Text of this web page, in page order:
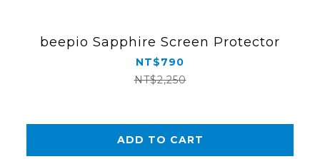
beepio Sapphire Screen Protector
NT$790
NT$2,250
ADD TO CART